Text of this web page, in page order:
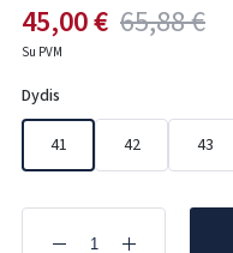
65,88 €
45,00 €
Su PVM
Dydis
41 42 43